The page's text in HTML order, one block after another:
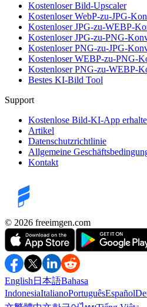
Kostenloser Bild-Upscaler
Kostenloser WebP-zu-JPG-
Kostenloser JPG-zu-WEBP-
Kostenloser JPG-zu-PNG-
Kostenloser PNG-zu-JPG-
Kostenloser WEBP-zu-PNG-
Kostenloser PNG-zu-WEBP-
Bestes KI-Bild Tool
Support
Kostenlose Bild-KI-App
Artikel
Datenschutzrichtlinie
Allgemeine
Kontakt
©️ 2026 freeimgen.com
English 日本語Bahasa
IndonesiaItalianoPortuguêsEspañol